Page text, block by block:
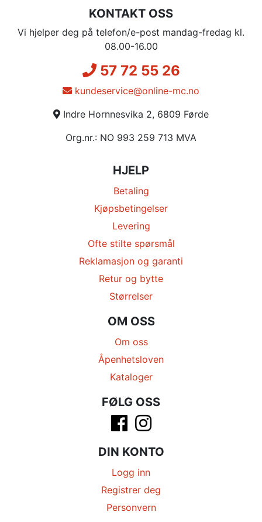
KONTAKT OSS
Vi hjelper deg på telefon/e-post mandag-fredag kl.
08.00-16.00
57 72 55 26
kundeservice@online-mc.no
Indre Hornnesvika 2, 6809 Førde
Org.nr.: NO 993 259 713 MVA
HJELP
Betaling
Kjøpsbetingelser
Levering
Ofte stilte spørsmål
Reklamasjon og garanti
Retur og bytte
Størrelser
OM OSS
Om oss
Åpenhetsloven
Kataloger
FØLG OSS
DIN KONTO
Logg inn
Registrer deg
Personvern